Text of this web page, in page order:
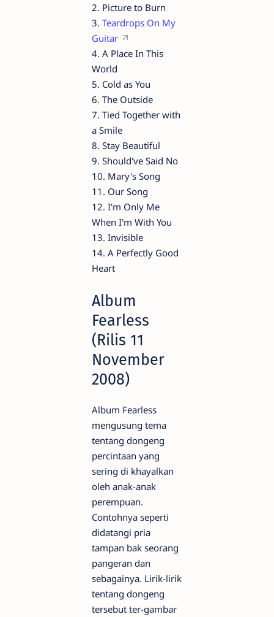
2. Picture to Burn
3. Teardrops On My
Guitar
4. A Place In This
World
5. Cold as You
6. The Outside
7. Tied Together with
a Smile
8. Stay Beautiful
9. Should've Said No
10. Mary's Song
11. Our Song
12. I'm Only Me
When I'm With You
13. Invisible
14. A Perfectly Good
Heart
Album
Fearless
(Rilis 11
November
2008)
Album Fearless
mengusung tema
tentang dongeng
percintaan yang
sering di khayalkan
oleh anak-anak
perempuan.
Contohnya seperti
didatangi pria
tampan bak seorang
pangeran dan
sebagainya. Lirik-lirik
tentang dongeng
tersebut ter-gambar